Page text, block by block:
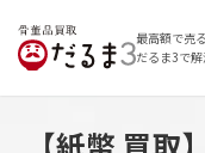
最高額で売
だるま3で解